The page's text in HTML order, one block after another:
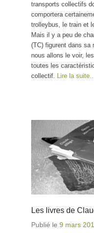
transports collectifs
comportera
trolleybus, le train et
Mais il y a peu de
(TC) figurent dans sa
nous allons le voir,
toutes les
collectif. Lire la
Les livres de
Publié le 9 mars